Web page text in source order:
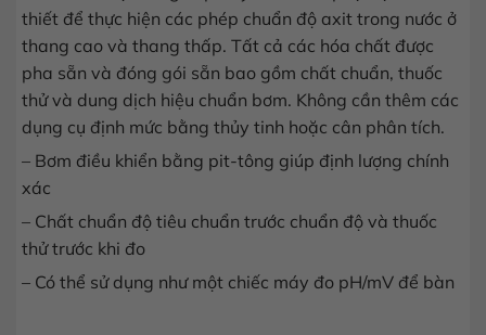
thiết để thực hiện các phép chuẩn độ axit trong nước ở
thang cao và thang thấp. Tất cả các hóa chất được
pha sẵn và đóng gói sẵn bao gồm chất chuẩn, thuốc
thử và dung dịch hiệu chuẩn bơm. Không cần thêm các
dụng cụ định mức bằng thủy tinh hoặc cân phân tích.
– Bơm điều khiển bằng pit-tông giúp định lượng chính
xác
– Chất chuẩn độ tiêu chuẩn trước chuẩn độ và thuốc
thử trước khi đo
– Có thể sử dụng như một chiếc máy đo pH/mV để bàn